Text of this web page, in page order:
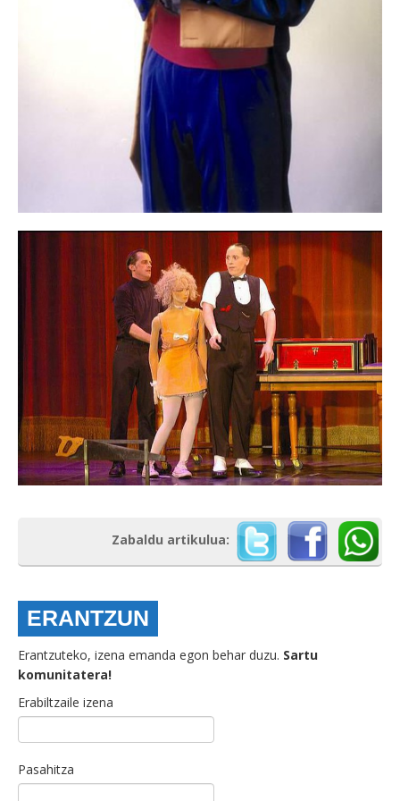
Zabaldu artikulua:
ERANTZUN
Erantzuteko, izena emanda egon behar duzu. Sartu
komunitatera!
Erabiltzaile izena
Pasahitza